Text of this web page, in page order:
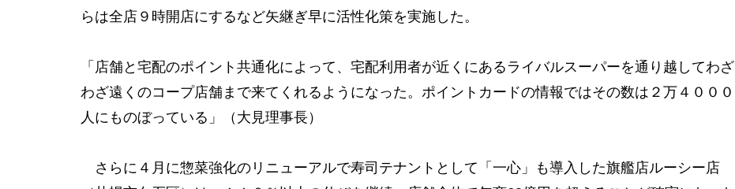
らは全店９時開店にするなど矢継ぎ早に活性化策を実施した。
「店舗と宅配のポイント共通化によって、宅配利用者が近くにあるライバルスーパーを通り越してわざ
わざ遠くのコープ店舗まで来てくれるようになった。ポイントカードの情報ではその数は２万４０００
人にものぼっている」（大見理事長）
さらに４月に惣菜強化のリニューアルで寿司テナントとして「一心」も導入した旗艦店ルーシー店